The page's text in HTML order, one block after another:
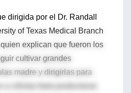
dirigida por el Dr. Randall
of Texas Medical Branch
explican que fueron los
cultivar grandes
madre y dirigirlas para
a células beta productoras